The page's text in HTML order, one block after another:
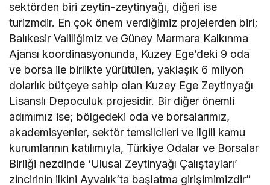
sektörden biri zeytin-zeytinyağı, diğeri ise
turizmdir. En çok önem verdiğimiz projelerden biri;
Balıkesir Valiliğimiz ve Güney Marmara Kalkınma
Ajansı koordinasyonunda, Kuzey Ege’deki 9 oda
ve borsa ile birlikte yürütülen, yaklaşık 6 milyon
dolarlık bütçeye sahip olan Kuzey Ege Zeytinyağı
Lisanslı Depoculuk projesidir. Bir diğer önemli
adımımız ise; bölgedeki oda ve borsalarımız,
akademisyenler, sektör temsilcileri ve ilgili kamu
kurumlarının katılımıyla, Türkiye Odalar ve Borsalar
Birliği nezdinde ‘Ulusal Zeytinyağı Çalıştayları’
zincirinin ilkini Ayvalık’ta başlatma girişimimizdir”